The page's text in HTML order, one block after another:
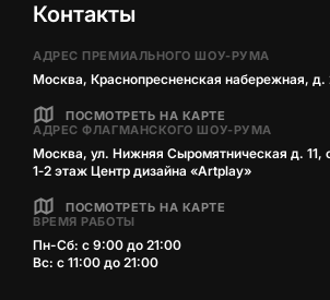
Контакты
АДРЕС ПРЕМИАЛЬНОГО ШОУ-РУМА
Москва, Краснопресненская набережная, д.
ПОСМОТРЕТЬ НА КАРТЕ
АДРЕС ФЛАГМАНСКОГО ШОУ-РУМА
Москва, ул. Нижняя Сыромятническая д. 11,
1‑2 этаж Центр дизайна «Artplay»
ПОСМОТРЕТЬ НА КАРТЕ
ВРЕМЯ РАБОТЫ
Пн-Сб: с 9:00 до 21:00
Вс: с 11:00 до 21:00